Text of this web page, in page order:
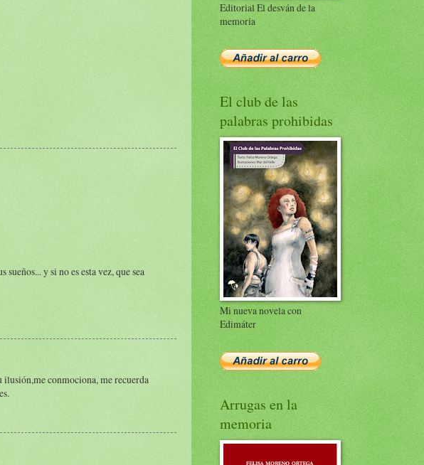
y si no es esta vez, que sea
ilusión,me conmociona, me recuerda
Editorial El desván de la
memoria
El club de las
palabras prohibidas
Mi nueva novela con
Edimáter
Arrugas en la
memoria